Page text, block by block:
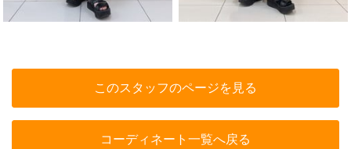
このスタッフのページを見る
コーディネート一覧へ戻る